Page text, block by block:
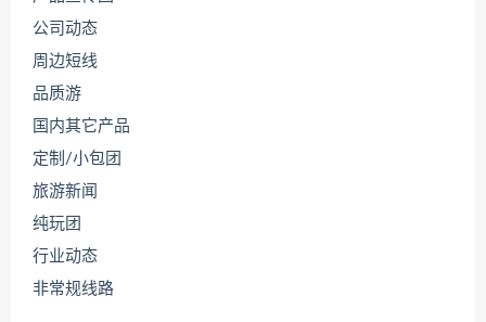
公司动态
周边短线
品质游
国内其它产品
定制/小包团
旅游新闻
纯玩团
行业动态
非常规线路